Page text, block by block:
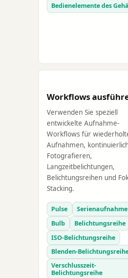
Bedienelemente des
Workflows
Verwenden Sie speziell
entwickelte Aufnahme-
Workflows für
Aufnahmen,
Fotografieren,
Langzeitbelichtungen,
Belichtungsreihen und
Stacking.
Pulse
Serienaufnahme
Bulb
Belichtungsreihe
ISO-Belichtungsreihe
Blenden-
Verschlusszeit-
Belichtungsreihe